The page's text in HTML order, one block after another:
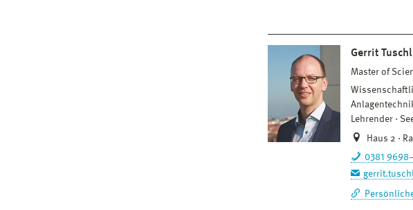
Gerrit
Master of
Lehrender
Haus 2 ·
0381